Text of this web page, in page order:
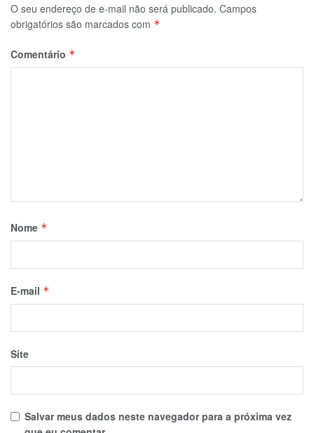
O seu endereço de e-mail não será publicado. Campos
obrigatórios são marcados com *
Comentário *
Nome *
E-mail *
Site
Salvar meus dados neste navegador para a próxima vez